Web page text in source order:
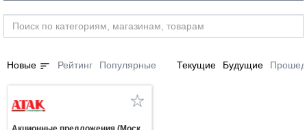
Новые sort Рейтинг Популярные Текущие Будущие